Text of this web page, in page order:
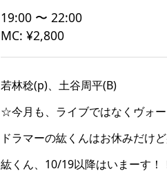
19:00 〜 22:00
MC: ¥2,800
若林稔(p)、土谷周平(B)
☆今月も、ライブではなくヴォー
ドラマーの紘くんはお休みだけ
紘くん、10/19以降はいまーす！